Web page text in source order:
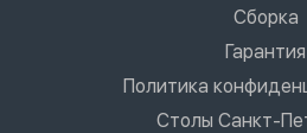
Сборка
Гарантия
Политика
Столы Санкт-